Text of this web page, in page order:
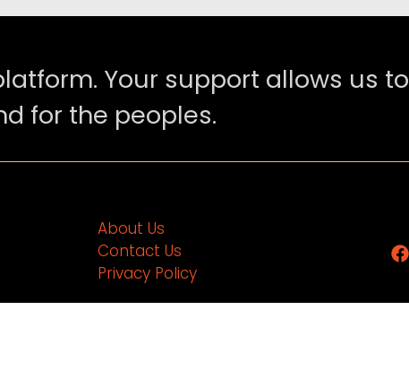
Your support allows us to
for the peoples.
About Us
Contact Us
Privacy Policy